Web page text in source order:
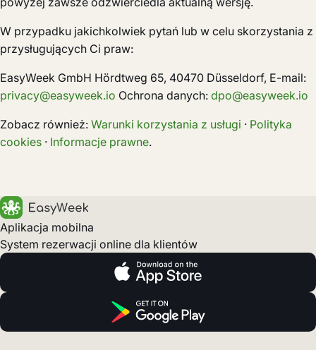
W przypadku jakichkolwiek pytań lub w celu skorzystania z
przysługujących Ci praw:
EasyWeek GmbH Hördtweg 65, 40470 Düsseldorf, E-mail:
privacy@easyweek.io Ochrona danych: dpo@easyweek.io
Zobacz również: Warunki korzystania z usługi · Polityka
cookies · Informacje prawne.
Aplikacja mobilna
System rezerwacji online dla klientów